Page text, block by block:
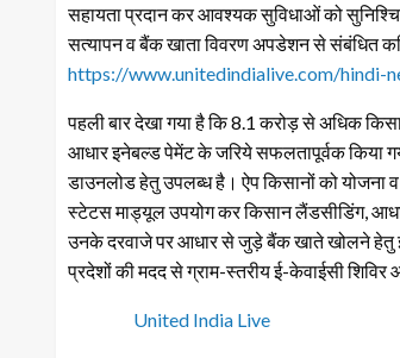
सहायता प्रदान कर आवश्यक सुविधाओं को
सत्यापन व बैंक खाता विवरण अपडेशन से संबंधित
https://www.unitedindialive.com/hindi-
पहली बार देखा गया है कि 8.1 करोड़ से अधिक
आधार इनेबल्ड पेमेंट के जरिये सफलतापूर्वक किया
डाउनलोड हेतु उपलब्ध है। ऐप किसानों को योजना
स्टेटस माड्यूल उपयोग कर किसान लैंडसीडिंग,
उनके दरवाजे पर आधार से जुड़े बैंक खाते खोलने हेतु
प्रदेशों की मदद से ग्राम-स्तरीय ई-केवाईसी
United India Live